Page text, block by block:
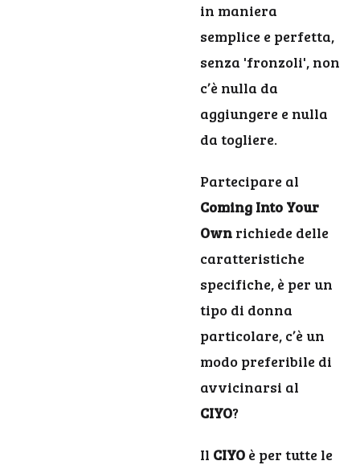
in maniera
semplice e perfetta,
senza 'fronzoli', non
c’è nulla da
aggiungere e nulla
da togliere.
Partecipare al
Coming Into Your
Own richiede delle
caratteristiche
specifiche, è per un
tipo di donna
particolare, c’è un
modo preferibile di
avvicinarsi al
CIYO?
Il CIYO è per tutte le